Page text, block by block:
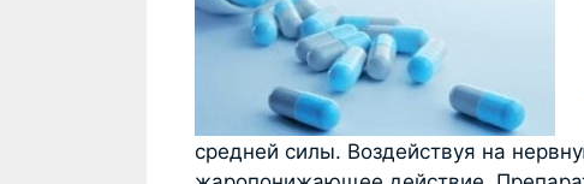
средней силы. Воздействуя на